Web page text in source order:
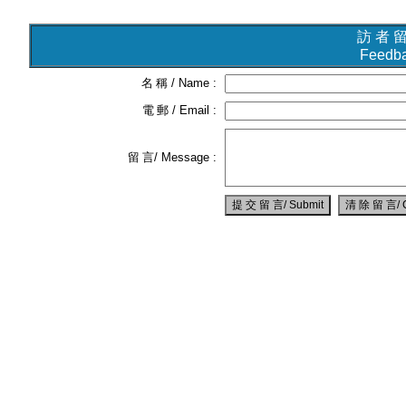
訪 者
名 稱 / Name :
電 郵 / Email :
留 言/ Message :